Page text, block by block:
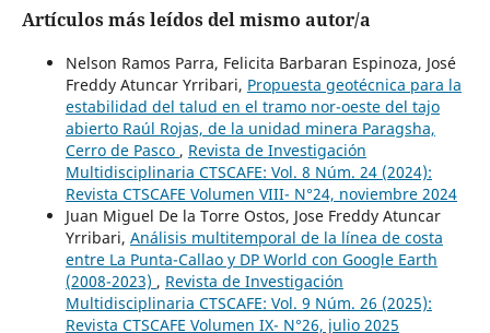
Artículos más leídos del mismo autor/a
Nelson Ramos Parra, Felicita Barbaran Espinoza, José
Freddy Atuncar Yrribari, Propuesta geotécnica para la
estabilidad del talud en el tramo nor-oeste del tajo
abierto Raúl Rojas, de la unidad minera Paragsha,
Cerro de Pasco , Revista de Investigación
Multidisciplinaria CTSCAFE: Vol. 8 Núm. 24 (2024):
Revista CTSCAFE Volumen VIII- N°24, noviembre 2024
Juan Miguel De la Torre Ostos, Jose Freddy Atuncar
Yrribari, Análisis multitemporal de la línea de costa
entre La Punta-Callao y DP World con Google Earth
(2008-2023) , Revista de Investigación
Multidisciplinaria CTSCAFE: Vol. 9 Núm. 26 (2025):
Revista CTSCAFE Volumen IX- N°26, julio 2025